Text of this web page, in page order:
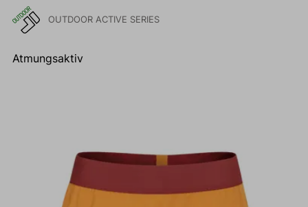
OUTDOOR ACTIVE SERIES
Atmungsaktiv